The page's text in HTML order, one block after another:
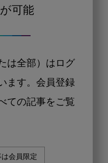
可能
は全部）はログ
ます。会員登録
ての記事をご覧
会員限定